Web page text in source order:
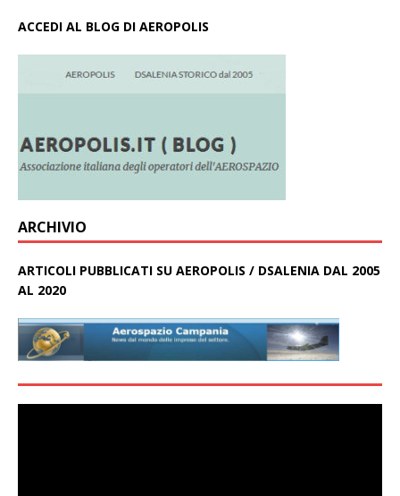
ACCEDI AL BLOG DI AEROPOLIS
ARCHIVIO
ARTICOLI PUBBLICATI SU AEROPOLIS / DSALENIA DAL 2005
AL 2020